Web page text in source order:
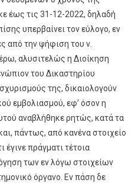
έως τις 31-12-2022, δηλαδή
υπερβαίνει τον εύλογο, εν
από την ψήφιση του ν.
αλυσιτελώς η Διοίκηση
του Δικαστηρίου
της, δικαιολογούν
εμβολιασμού, εφ’ όσον η
αναβλήθηκε ρητώς, κατά τα
πάντως, από κανένα στοιχείο
πράγματι τέτοια
των εν λόγω στοιχείων
όργανο. Εν πάση δε